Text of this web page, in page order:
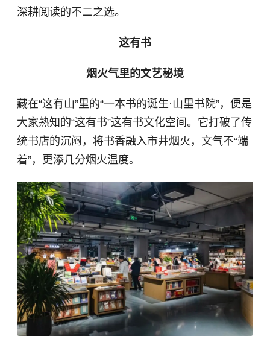
深耕阅读的不二之选。
这有书
烟火气里的文艺秘境
藏在“这有山”里的“一本书的诞生·山里书院”，便是
大家熟知的“这有书”这有书文化空间。它打破了传
统书店的沉闷，将书香融入市井烟火，文气不“端
着”，更添几分烟火温度。